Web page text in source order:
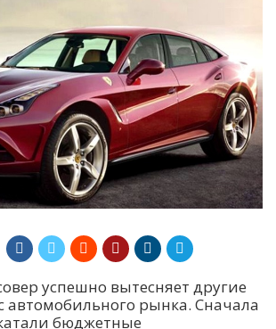
успешно вытесняет другие
автомобильного рынка. Сначала
бюджетные